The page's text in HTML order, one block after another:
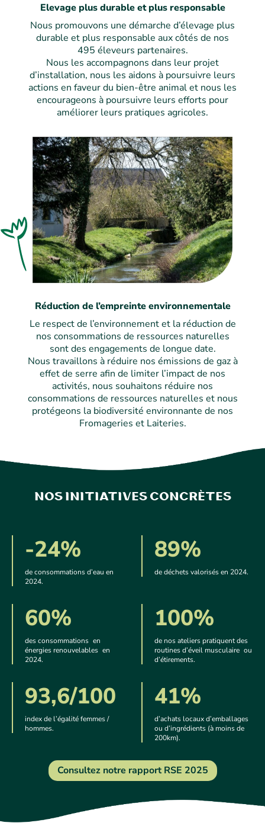
Elevage plus durable et plus responsable
Nous promouvons une démarche d’élevage plus
durable et plus responsable aux côtés de nos
495 éleveurs partenaires.
Nous les accompagnons dans leur projet
d’installation, nous les aidons à poursuivre leurs
actions en faveur du bien-être animal et nous les
encourageons à poursuivre leurs efforts pour
améliorer leurs pratiques agricoles.
Réduction de l’empreinte environnementale
Le respect de l’environnement et la réduction de
nos consommations de ressources naturelles
sont des engagements de longue date.
Nous travaillons à réduire nos émissions de gaz à
effet de serre afin de limiter l’impact de nos
activités, nous souhaitons réduire nos
consommations de ressources naturelles et nous
protégeons la biodiversité environnante de nos
Fromageries et Laiteries.
Nos initiatives concrètes
-24%
de consommations d’eau en
2024.
89%
de déchets valorisés en 2024.
60%
des consommations en
énergies renouvelables en
2024.
100%
de nos ateliers pratiquent des
routines d’éveil musculaire ou
d’étirements.
93,6/100
index de l’égalité femmes /
hommes.
41%
d’achats locaux d’emballages
ou d’ingrédients (à moins de
200km).
Consultez notre rapport RSE 2025